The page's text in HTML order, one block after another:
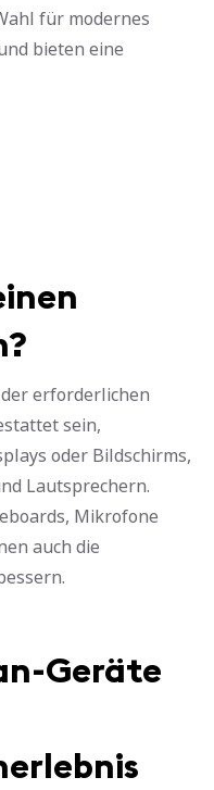
für modernes
bieten eine
erforderlichen
sein,
oder Bildschirms,
Lautsprechern.
Mikrofone
auch die
Geräte